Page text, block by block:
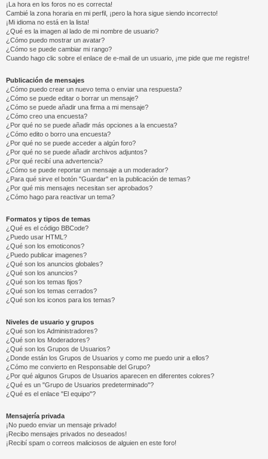
¡La hora en los foros no es correcta!
Cambié la zona horaria en mi perfil, ¡pero la hora sigue siendo incorrecto!
¡Mi idioma no está en la lista!
¿Qué es la imagen al lado de mi nombre de usuario?
¿Cómo puedo mostrar un avatar?
¿Cómo se puede cambiar mi rango?
Cuando hago clic sobre el enlace de e-mail de un usuario, ¡me pide que me registre!
Publicación de mensajes
¿Cómo puedo crear un nuevo tema o enviar una respuesta?
¿Cómo se puede editar o borrar un mensaje?
¿Cómo se puede añadir una firma a mi mensaje?
¿Cómo creo una encuesta?
¿Por qué no se puede añadir más opciones a la encuesta?
¿Cómo edito o borro una encuesta?
¿Por qué no se puede acceder a algún foro?
¿Por qué no se puede añadir archivos adjuntos?
¿Por qué recibí una advertencia?
¿Cómo se puede reportar un mensaje a un moderador?
¿Para qué sirve el botón "Guardar" en la publicación de temas?
¿Por qué mis mensajes necesitan ser aprobados?
¿Cómo hago para reactivar un tema?
Formatos y tipos de temas
¿Qué es el código BBCode?
¿Puedo usar HTML?
¿Qué son los emoticonos?
¿Puedo publicar imagenes?
¿Qué son los anuncios globales?
¿Qué son los anuncios?
¿Qué son los temas fijos?
¿Qué son los temas cerrados?
¿Qué son los iconos para los temas?
Niveles de usuario y grupos
¿Qué son los Administradores?
¿Qué son los Moderadores?
¿Qué son los Grupos de Usuarios?
¿Donde están los Grupos de Usuarios y como me puedo unir a ellos?
¿Cómo me convierto en Responsable del Grupo?
¿Por qué algunos Grupos de Usuarios aparecen en diferentes colores?
¿Qué es un "Grupo de Usuarios predeterminado"?
¿Qué es el enlace "El equipo"?
Mensajería privada
¡No puedo enviar un mensaje privado!
¡Recibo mensajes privados no deseados!
¡Recibí spam o correos maliciosos de alguien en este foro!